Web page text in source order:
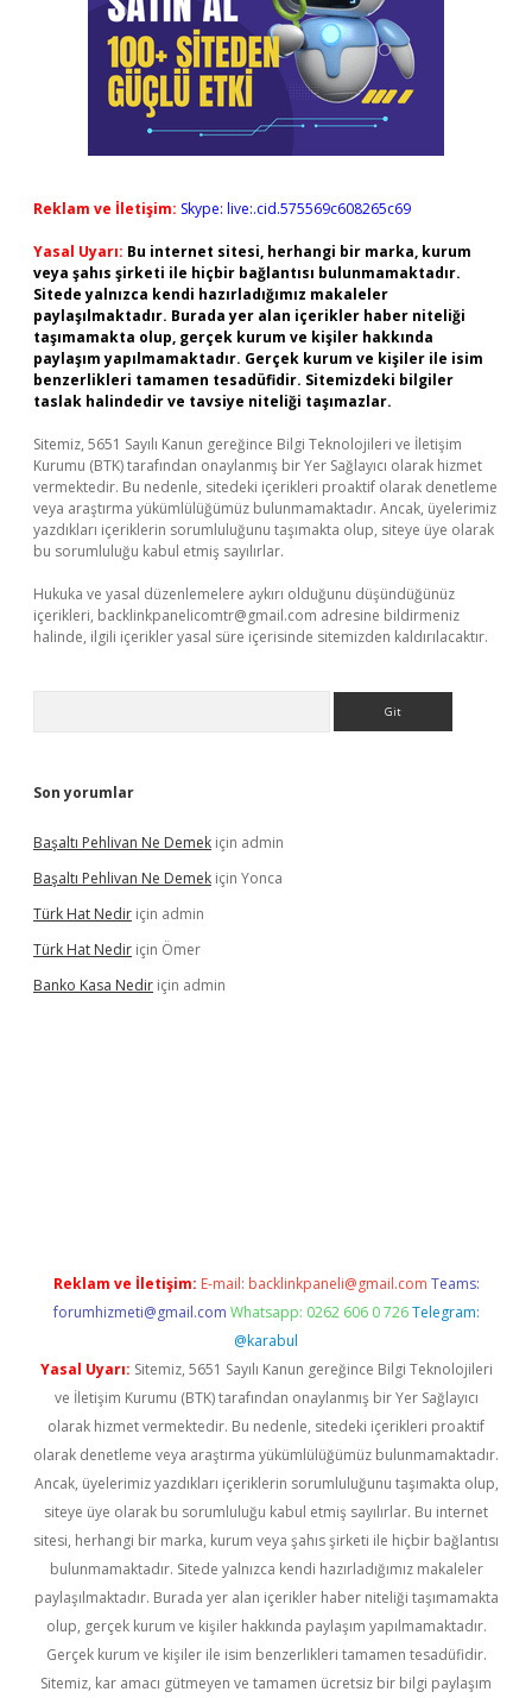
Reklam ve İletişim: Skype: live:.cid.575569c608265c69
Yasal Uyarı: Bu internet sitesi, herhangi bir marka, kurum
veya şahıs şirketi ile hiçbir bağlantısı bulunmamaktadır.
Sitede yalnızca kendi hazırladığımız makaleler
paylaşılmaktadır. Burada yer alan içerikler haber niteliği
taşımamakta olup, gerçek kurum ve kişiler hakkında
paylaşım yapılmamaktadır. Gerçek kurum ve kişiler ile isim
benzerlikleri tamamen tesadüfidir. Sitemizdeki bilgiler
taslak halindedir ve tavsiye niteliği taşımazlar.
Sitemiz, 5651 Sayılı Kanun gereğince Bilgi Teknolojileri ve İletişim
Kurumu (BTK) tarafından onaylanmış bir Yer Sağlayıcı olarak hizmet
vermektedir. Bu nedenle, sitedeki içerikleri proaktif olarak denetleme
veya araştırma yükümlülüğümüz bulunmamaktadır. Ancak, üyelerimiz
yazdıkları içeriklerin sorumluluğunu taşımakta olup, siteye üye olarak
bu sorumluluğu kabul etmiş sayılırlar.
Hukuka ve yasal düzenlemelere aykırı olduğunu düşündüğünüz
içerikleri, backlinkpanelicomtr@gmail.com adresine bildirmeniz
halinde, ilgili içerikler yasal süre içerisinde sitemizden kaldırılacaktır.
Son yorumlar
Başaltı Pehlivan Ne Demek için admin
Başaltı Pehlivan Ne Demek için Yonca
Türk Hat Nedir için admin
Türk Hat Nedir için Ömer
Banko Kasa Nedir için admin
Reklam ve İletişim: E-mail: backlinkpaneli@gmail.com Teams:
forumhizmeti@gmail.com Whatsapp: 0262 606 0 726 Telegram:
@karabul
Yasal Uyarı: Sitemiz, 5651 Sayılı Kanun gereğince Bilgi Teknolojileri
ve İletişim Kurumu (BTK) tarafından onaylanmış bir Yer Sağlayıcı
olarak hizmet vermektedir. Bu nedenle, sitedeki içerikleri proaktif
olarak denetleme veya araştırma yükümlülüğümüz bulunmamaktadır.
Ancak, üyelerimiz yazdıkları içeriklerin sorumluluğunu taşımakta olup,
siteye üye olarak bu sorumluluğu kabul etmiş sayılırlar. Bu internet
sitesi, herhangi bir marka, kurum veya şahıs şirketi ile hiçbir bağlantısı
bulunmamaktadır. Sitede yalnızca kendi hazırladığımız makaleler
paylaşılmaktadır. Burada yer alan içerikler haber niteliği taşımamakta
olup, gerçek kurum ve kişiler hakkında paylaşım yapılmamaktadır.
Gerçek kurum ve kişiler ile isim benzerlikleri tamamen tesadüfidir.
Sitemiz, kar amacı gütmeyen ve tamamen ücretsiz bir bilgi paylaşım